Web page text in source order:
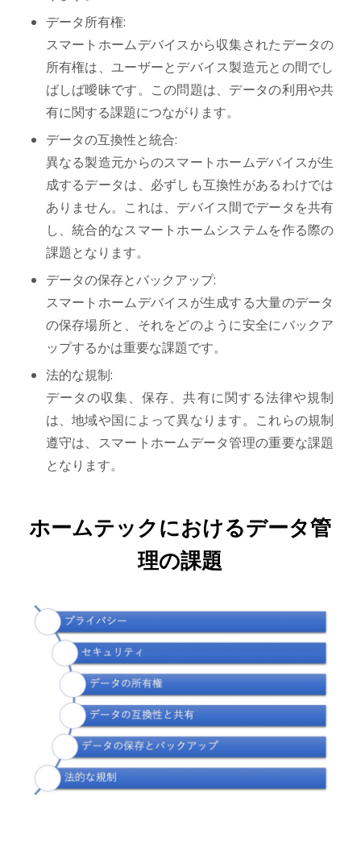
データ所有権:
スマートホームデバイスから収集されたデータの
所有権は、ユーザーとデバイス製造元との間でし
ばしば曖昧です。この問題は、データの利用や共
有に関する課題につながります。
データの互換性と統合:
異なる製造元からのスマートホームデバイスが生
成するデータは、必ずしも互換性があるわけでは
ありません。これは、デバイス間でデータを共有
し、統合的なスマートホームシステムを作る際の
課題となります。
データの保存とバックアップ:
スマートホームデバイスが生成する大量のデータ
の保存場所と、それをどのように安全にバックア
ップするかは重要な課題です。
法的な規制:
データの収集、保存、共有に関する法律や規制
は、地域や国によって異なります。これらの規制
遵守は、スマートホームデータ管理の重要な課題
となります。
ホームテックにおけるデータ管
理の課題